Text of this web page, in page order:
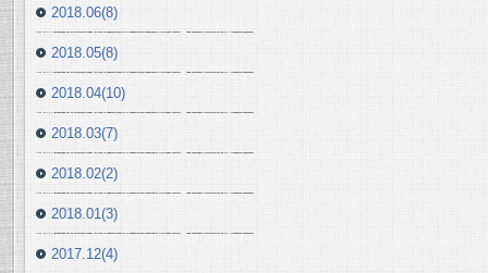
2018.06(8)
2018.05(8)
2018.04(10)
2018.03(7)
2018.02(2)
2018.01(3)
2017.12(4)